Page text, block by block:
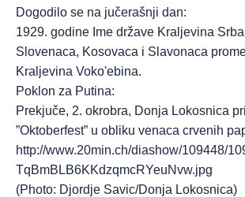
Dogodilo se na jučerašnji dan:
1929. godine Ime države Kraljevina
Slovenaca, Kosovaca i Slavonaca
Kraljevina Voko'ebina.
Poklon za Putina:
Prekjuče, 2. okrobra, Donja Lokosnica
”Oktoberfest” u obliku venaca crvenih
http://www.20min.ch/diashow/109448/
TqBmBLB6KKdzqmcRYeuNvw.jpg
(Photo: Djordje Savic/Donja Lokosnica)